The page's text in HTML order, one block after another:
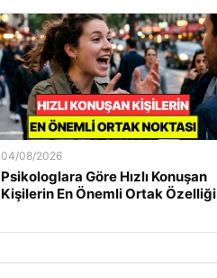
04/08/2026
Psikologlara Göre Hızlı Konuşan
Kişilerin En Önemli Ortak Özelliği